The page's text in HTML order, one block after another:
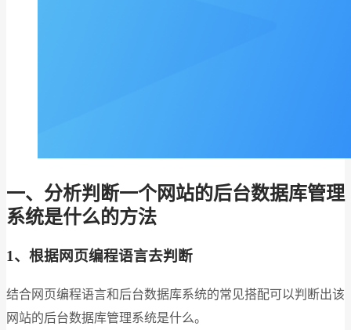
一、分析判断一个网站的后台数据库管理
系统是什么的方法
1、根据网页编程语言去判断
结合网页编程语言和后台数据库系统的常见搭配可以判断出该
网站的后台数据库管理系统是什么。